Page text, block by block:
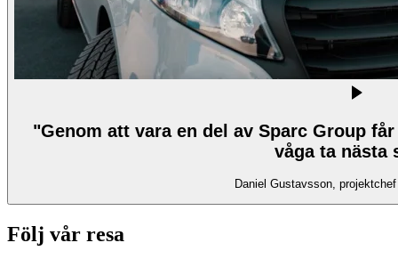
"Genom att vara en del av Sparc Group
våga ta nästa
Daniel Gustavsson,
Följ vår resa